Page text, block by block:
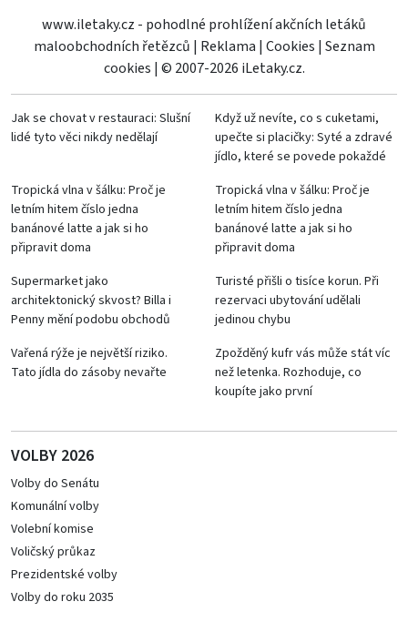
www.iletaky.cz - pohodlné prohlížení akčních letáků
maloobchodních řetězců | Reklama | Cookies | Seznam
cookies | © 2007-2026 iLetaky.cz.
Jak se chovat v restauraci: Slušní
lidé tyto věci nikdy nedělají
Když už nevíte, co s cuketami,
upečte si placičky: Syté a zdravé
jídlo, které se povede pokaždé
Tropická vlna v šálku: Proč je
letním hitem číslo jedna
banánové latte a jak si ho
připravit doma
Tropická vlna v šálku: Proč je
letním hitem číslo jedna
banánové latte a jak si ho
připravit doma
Supermarket jako
architektonický skvost? Billa i
Penny mění podobu obchodů
Turisté přišli o tisíce korun. Při
rezervaci ubytování udělali
jedinou chybu
Vařená rýže je největší riziko.
Tato jídla do zásoby nevařte
Zpožděný kufr vás může stát víc
než letenka. Rozhoduje, co
koupíte jako první
VOLBY 2026
Volby do Senátu
Komunální volby
Volební komise
Voličský průkaz
Prezidentské volby
Volby do roku 2035